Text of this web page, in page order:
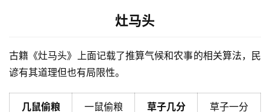
灶马头
古籍《灶马头》上面记载了推算气候和农事的相关算法，民
谚有其道理但也有局限性。
几鼠偷粮 一鼠偷粮 草子几分 草子一分